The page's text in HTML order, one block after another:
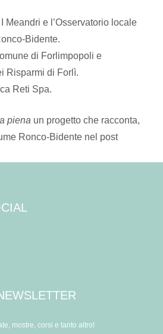
Meandri e l’Osservatorio locale
Bidente.
di Forlimpopoli e
Risparmi di Forlì.
Reti Spa.
piena un progetto che racconta,
Ronco-Bidente nel post
mostre, corsi e tanto altro!